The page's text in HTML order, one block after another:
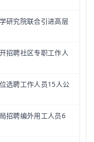
研究院联合引进高层
招聘社区专职工作人
选聘工作人员15人公
招聘编外用工人员6